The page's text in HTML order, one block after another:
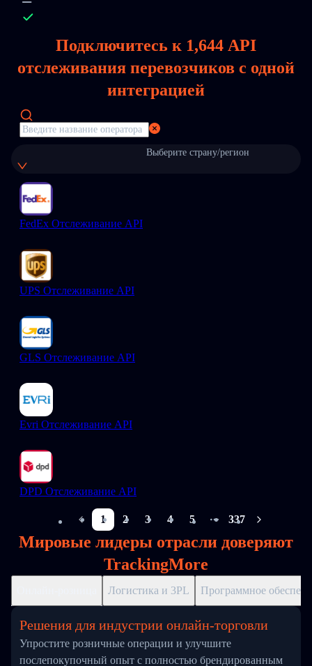
Подключитесь к 1,644 API
отслеживания перевозчиков с одной
интеграцией
Выберите страну/регион
FedEx Отслеживание API
UPS Отслеживание API
GLS Отслеживание API
Evri Отслеживание API
DPD Отслеживание API
1 2 3 4 5
More pages
337
Мировые лидеры отрасли доверяют
TrackingMore
Логистика и 3PL Программное
Решения для индустрии онлайн-торговли
Упростите розничные операции и улучшите
послепокупочный опыт с полностью брендированным